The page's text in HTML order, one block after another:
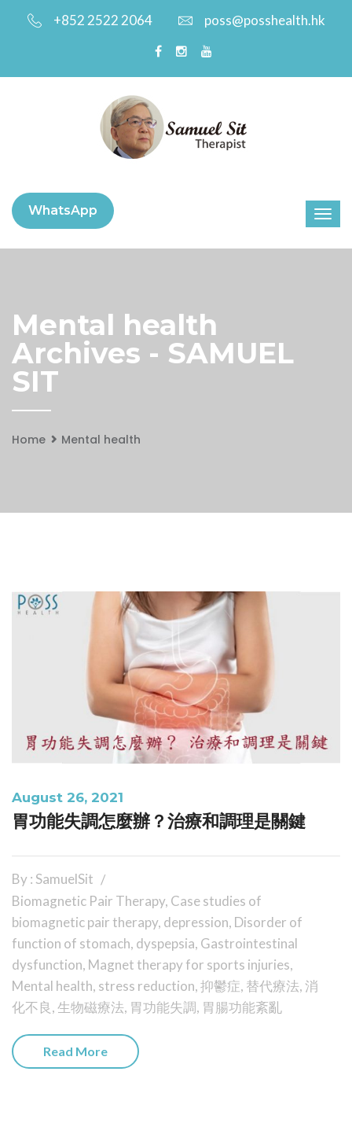
+852 2522 2064 poss@posshealth.hk
WhatsApp
Mental health
Archives - SAMUEL
SIT
Home Mental health
August 26, 2021
胃功能失調怎麼辦？治療和調理是關鍵
By : SamuelSit
Biomagnetic Pair Therapy, Case studies of
biomagnetic pair therapy, depression, Disorder of
function of stomach, dyspepsia, Gastrointestinal
dysfunction, Magnet therapy for sports injuries,
Mental health, stress reduction,抑鬱症, 替代療法, 消
化不良, 生物磁療法, 胃功能失調, 胃腸功能紊亂
Read More